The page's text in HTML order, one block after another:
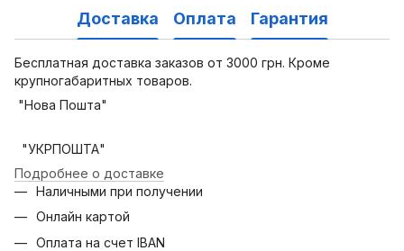
Доставка Оплата Гарантия
Бесплатная доставка заказов от 3000 грн. Кроме
крупногабаритных товаров.
"Нова Пошта"
"УКРПОШТА"
Подробнее о доставке
Наличными при получении
Онлайн картой
Оплата на счет IBAN